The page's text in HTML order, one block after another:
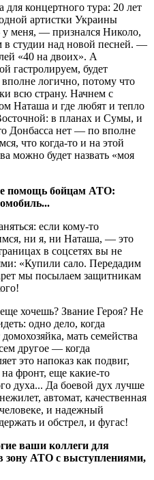
концертного тура: 20 лет
артистки Украины
меня, — признался Николо,
в студии над новой песней. —
«40 на двоих». А
гастролируем, будет
логично, потому что
всю страну. Начнем с
Наташа и где любят и тепло
в планах и Сумы, и
Донбасса нет — по вполне
что когда-то и на этой
можно будет назвать «моя
помощь бойцам АТО:
если кому-то
ни я, ни Наташа, — это
в соцсетях вы не
«Купили сало. Передадим
мы посылаем защитникам
хочешь? Звание Героя? Не
одно дело, когда
мать семейства
другое — когда
это напоказ как подвиг,
фронт, еще какие-то
духа... Да боевой дух лучше
автомат, качественная
и надежный
и обстрел, и фугас!
ваши коллеги для
зону АТО с выступлениями,